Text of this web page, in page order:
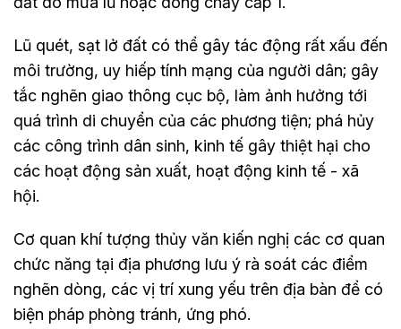
Lũ quét, sạt lở đất có thể gây tác động rất xấu đến
môi trường, uy hiếp tính mạng của người dân; gây
tắc nghẽn giao thông cục bộ, làm ảnh hưởng tới
quá trình di chuyển của các phương tiện; phá hủy
các công trình dân sinh, kinh tế gây thiệt hại cho
các hoạt động sản xuất, hoạt động kinh tế - xã
hội.
Cơ quan khí tượng thủy văn kiến nghị các cơ quan
chức năng tại địa phương lưu ý rà soát các điểm
nghẽn dòng, các vị trí xung yếu trên địa bàn để có
biện pháp phòng tránh, ứng phó.